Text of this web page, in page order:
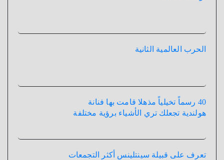
الحرب العالمية الثانية
40 رسماً تخيلياً مذهلا قامت بها فنانة
هولندية تجعلك تري الأشياء برؤية مختلفة
تعرف على قبيلة سينتلينس أكثر التجمعات